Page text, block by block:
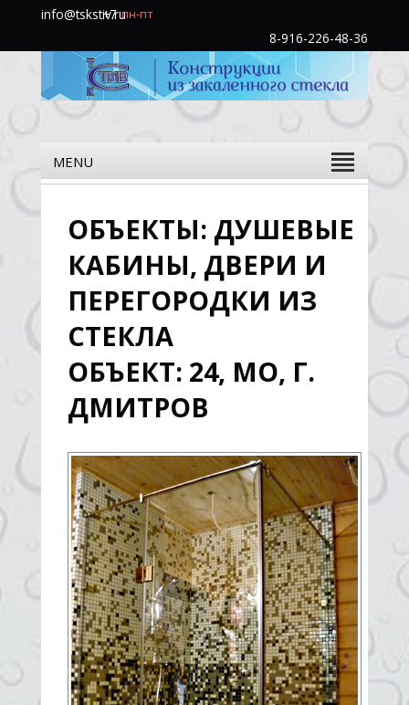
info@tskstiv.ru
+7
760-
31-
48
пн-пт
8-916-226-48-36
MENU
ОБЪЕКТЫ: ДУШЕВЫЕ
КАБИНЫ, ДВЕРИ И
ПЕРЕГОРОДКИ ИЗ
СТЕКЛА
ОБЪЕКТ: 24, МО, Г.
ДМИТРОВ